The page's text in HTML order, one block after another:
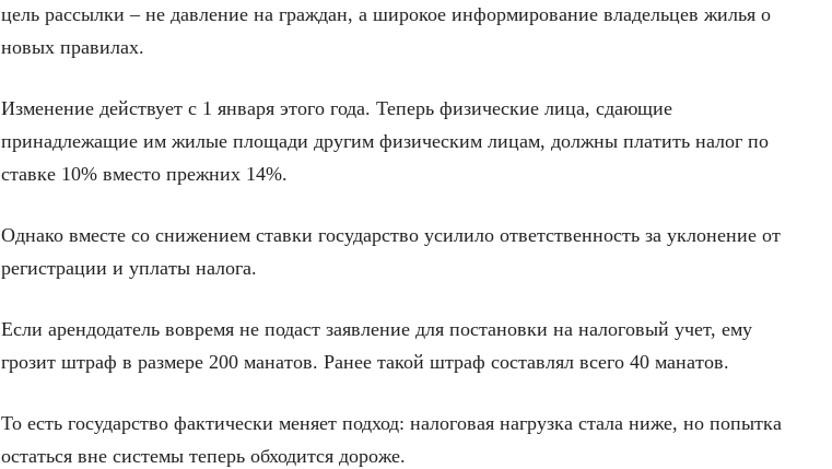
цель рассылки – не давление на граждан, а широкое информирование владельцев жилья о
новых правилах.
Изменение действует с 1 января этого года. Теперь физические лица, сдающие
принадлежащие им жилые площади другим физическим лицам, должны платить налог по
ставке 10% вместо прежних 14%.
Однако вместе со снижением ставки государство усилило ответственность за уклонение от
регистрации и уплаты налога.
Если арендодатель вовремя не подаст заявление для постановки на налоговый учет, ему
грозит штраф в размере 200 манатов. Ранее такой штраф составлял всего 40 манатов.
То есть государство фактически меняет подход: налоговая нагрузка стала ниже, но попытка
остаться вне системы теперь обходится дороже.